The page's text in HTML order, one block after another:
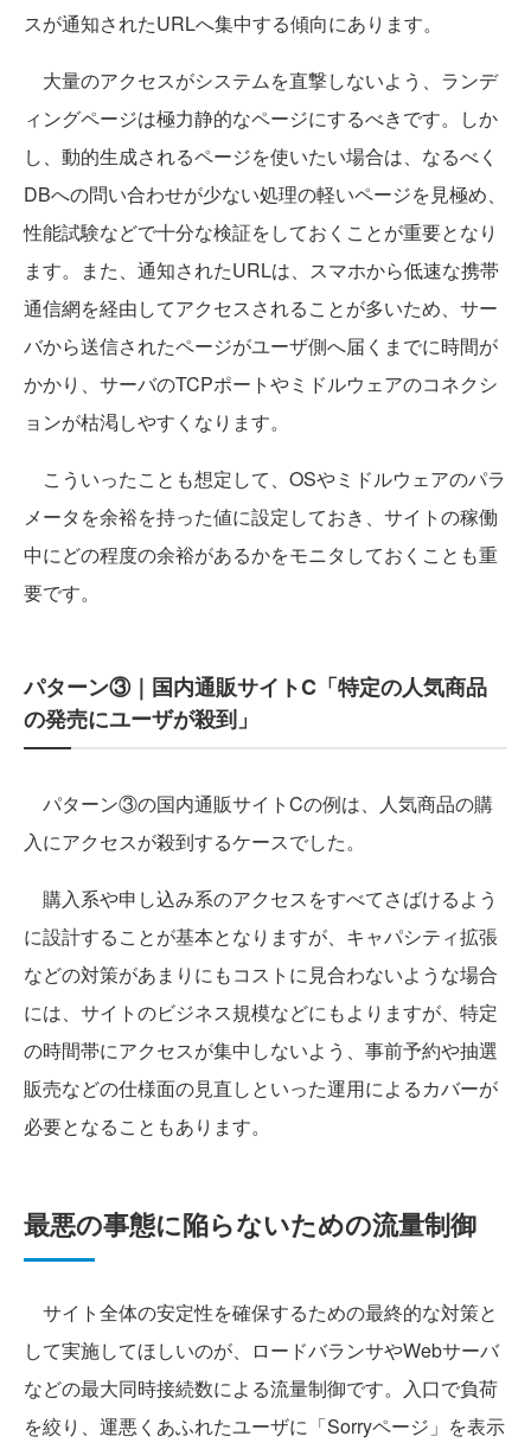
スが通知されたURLへ集中する傾向にあります。
大量のアクセスがシステムを直撃しないよう、ランデ
ィングページは極力静的なページにするべきです。しか
し、動的生成されるページを使いたい場合は、なるべく
DBへの問い合わせが少ない処理の軽いページを見極め、
性能試験などで十分な検証をしておくことが重要となり
ます。また、通知されたURLは、スマホから低速な携帯
通信網を経由してアクセスされることが多いため、サー
バから送信されたページがユーザ側へ届くまでに時間が
かかり、サーバのTCPポートやミドルウェアのコネクシ
ョンが枯渇しやすくなります。
こういったことも想定して、OSやミドルウェアのパラ
メータを余裕を持った値に設定しておき、サイトの稼働
中にどの程度の余裕があるかをモニタしておくことも重
要です。
パターン③｜国内通販サイトC「特定の人気商品
の発売にユーザが殺到」
パターン③の国内通販サイトCの例は、人気商品の購
入にアクセスが殺到するケースでした。
購入系や申し込み系のアクセスをすべてさばけるよう
に設計することが基本となりますが、キャパシティ拡張
などの対策があまりにもコストに見合わないような場合
には、サイトのビジネス規模などにもよりますが、特定
の時間帯にアクセスが集中しないよう、事前予約や抽選
販売などの仕様面の見直しといった運用によるカバーが
必要となることもあります。
最悪の事態に陥らないための流量制御
サイト全体の安定性を確保するための最終的な対策と
して実施してほしいのが、ロードバランサやWebサーバ
などの最大同時接続数による流量制御です。入口で負荷
を絞り、運悪くあふれたユーザに「Sorryページ」を表示